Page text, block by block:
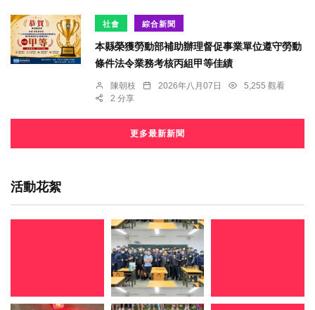
社會 綜合新聞
本縣榮獲勞動部補助辦理督促事業單位遵守勞動
條件法令業務考核丙組甲等佳績
陳朝枝 2026年八月07日
5,255 觀看
2 分享
更多最新新聞
活動花絮